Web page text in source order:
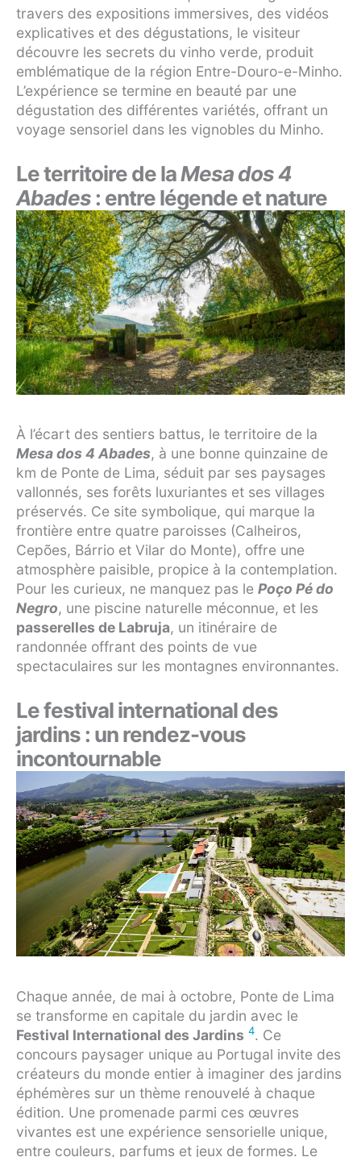
travers des expositions immersives, des vidéos
explicatives et des dégustations, le visiteur
découvre les secrets du vinho verde, produit
emblématique de la région Entre-Douro-e-Minho.
L’expérience se termine en beauté par une
dégustation des différentes variétés, offrant un
voyage sensoriel dans les vignobles du Minho.
Le territoire de laMesa dos 4
Abades: entre légende et nature
À l’écart des sentiers battus, le territoire de la
Mesa dos 4 Abades, à une bonne quinzaine de
km de Ponte de Lima, séduit par ses paysages
vallonnés, ses forêts luxuriantes et ses villages
préservés. Ce site symbolique, qui marque la
frontière entre quatre paroisses (Calheiros,
Cepões, Bárrio et Vilar do Monte), offre une
atmosphère paisible, propice à la contemplation.
Pour les curieux, ne manquez pas le Poço Pé do
Negro, une piscine naturelle méconnue, et les
passerelles de Labruja, un itinéraire de
randonnée offrant des points de vue
spectaculaires sur les montagnes environnantes.
Le festival international des
jardins : un rendez-vous
incontournable
Chaque année, de mai à octobre, Ponte de Lima
se transforme en capitale du jardin avec le
Festival International des Jardins 4. Ce
concours paysager unique au Portugal invite des
créateurs du monde entier à imaginer des jardins
éphémères sur un thème renouvelé à chaque
édition. Une promenade parmi ces œuvres
vivantes est une expérience sensorielle unique,
entre couleurs, parfums et jeux de formes. Le